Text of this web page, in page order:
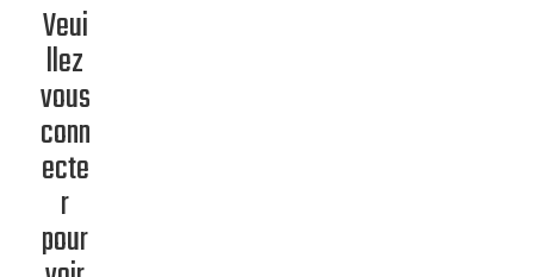
Veui
llez
vous
conn
ecte
r
pour